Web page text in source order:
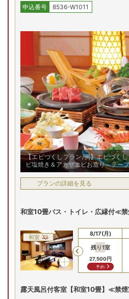
申込番号 8536-W1011
【エビづくしプラン/例】エビづく
ビ塩焼き＆アカザエビお造り～テー
お楽しみください！
プランの詳細を見る
和室10畳バス・トイレ・広縁付≪
和室
Previous
8/15(土) 8/16(日)
8/17(月)
残り1室
27,500円
予約
露天風呂付客室【和室10畳】≪禁